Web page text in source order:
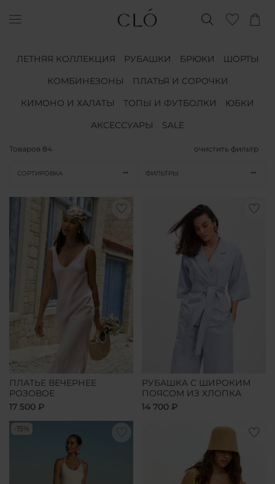
ЛЕТНЯЯ КОЛЛЕКЦИЯ РУБАШКИ БРЮКИ
ШОРТЫ
КОМБИНЕЗОНЫ
ПЛАТЬЯ И СОРОЧКИ
КИМОНО И ХАЛАТЫ
ТОПЫ И ФУТБОЛКИ
ЮБКИ
АКСЕССУАРЫ
SALE
Товаров 84 очистить фильтр
СОРТИРОВКА ФИЛЬТРЫ
ПЛАТЬЕ ВЕЧЕРНЕЕ
РОЗОВОЕ
17 500 ₽
РУБАШКА С ШИРОКИМ
ПОЯСОМ ИЗ ХЛОПКА
14 700 ₽
-15%